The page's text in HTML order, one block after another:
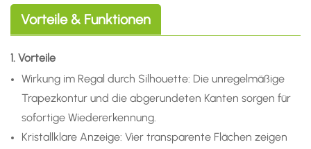
Vorteile & Funktionen
1. Vorteile
Wirkung im Regal durch Silhouette: Die unregelmäßige
Trapezkontur und die abgerundeten Kanten sorgen für
sofortige Wiedererkennung.
Kristallklare Anzeige: Vier transparente Flächen zeigen